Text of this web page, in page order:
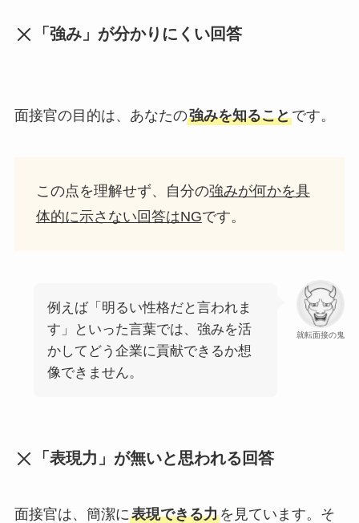
「強み」が分かりにくい回答
面接官の目的は、あなたの強みを知ることです。
この点を理解せず、自分の強みが何かを具
体的に示さない回答はNGです。
就転面接の鬼
例えば「明るい性格だと言われま
す」といった言葉では、強みを活
かしてどう企業に貢献できるか想
像できません。
「表現力」が無いと思われる回答
面接官は、簡潔に表現できる力を見ています。そ